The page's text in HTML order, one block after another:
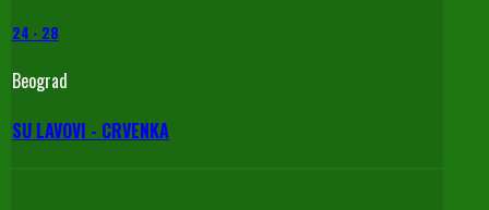
24 - 28
Beograd
SU LAVOVI - CRVENKA